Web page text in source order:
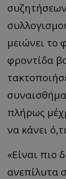
μειώνει το
φροντίδα
πλήρως
να κάνει
«Είναι πιο
ανεπίλυτα